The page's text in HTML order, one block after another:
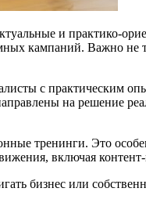
и практико-
кампаний. Важно не
с практическим
на решение
тренинги. Это
включая
бизнес или